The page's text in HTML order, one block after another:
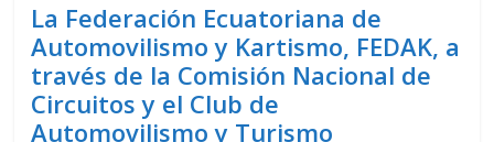
La Federación Ecuatoriana de
Automovilismo y Kartismo, FEDAK, a
través de la Comisión Nacional de
Circuitos y el Club de
Automovilismo y Turismo